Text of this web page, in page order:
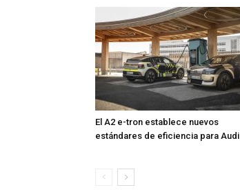
El A2 e-tron establece nuevos
estándares de eficiencia para Audi